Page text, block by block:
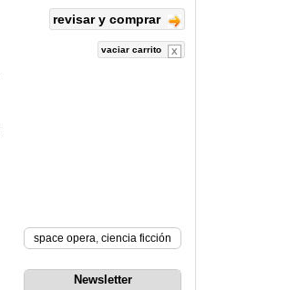
revisar y comprar
vaciar carrito
space opera, ciencia ficción
Newsletter